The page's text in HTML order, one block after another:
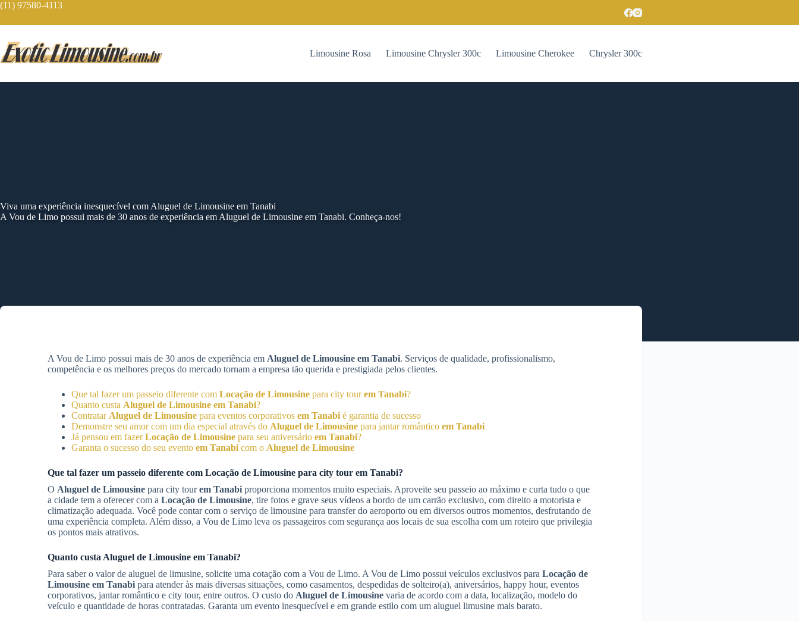
Skip
content
(11) 97580-4113
Limousine Rosa Limousine Chrysler 300c Limousine Cherokee Chrysler 300c
Viva uma experiência inesquecível com Aluguel de Limousine em Tanabi
A Vou de Limo possui mais de 30 anos de experiência em Aluguel de Limousine em Tanabi. Conheça-nos!
A Vou de Limo possui mais de 30 anos de experiência em Aluguel de Limousine em Tanabi. Serviços de qualidade, profissionalismo,
competência e os melhores preços do mercado tornam a empresa tão querida e prestigiada pelos clientes.
Que tal fazer um passeio diferente com Locação de Limousine para city tourem Tanabi?
Quanto custa Aluguel de Limousine em Tanabi?
Contratar Aluguel de Limousine para eventos corporativos em Tanabi é garantia de sucesso
Demonstre seu amor com um dia especial através do Aluguel de Limousine para jantar romântico em Tanabi
Já pensou em fazerLocação de Limousine para seu aniversário em Tanabi?
Garanta o sucesso do seu evento em Tanabi com o Aluguel de Limousine
Que tal fazer um passeio diferente com Locação de Limousine para city tour em Tanabi?
O Aluguel de Limousine para city tourem Tanabi proporciona momentos muito especiais. Aproveite seu passeio ao máximo e curta tudo o que
a cidade tem a oferecer com a Locação de Limousine, tire fotos e grave seus vídeos a bordo de um carrão exclusivo, com direito a motorista e
climatização adequada. Você pode contar com o serviço de limousine para transfer do aeroporto ou em diversos outros momentos, desfrutando de
uma experiência completa. Além disso, a Vou de Limo leva os passageiros com segurança aos locais de sua escolha com um roteiro que privilegia
os pontos mais atrativos.
Quanto custa Aluguel de Limousine em Tanabi?
Para saber o valor de aluguel de limusine, solicite uma cotação com a Vou de Limo. A Vou de Limo possui veículos exclusivos para Locação de
Limousine em Tanabi para atender às mais diversas situações, como casamentos, despedidas de solteiro(a), aniversários, happy hour, eventos
corporativos, jantar romântico e city tour, entre outros. O custo do Aluguel de Limousine varia de acordo com a data, localização, modelo do
veículo e quantidade de horas contratadas. Garanta um evento inesquecível e em grande estilo com um aluguel limusine mais barato.